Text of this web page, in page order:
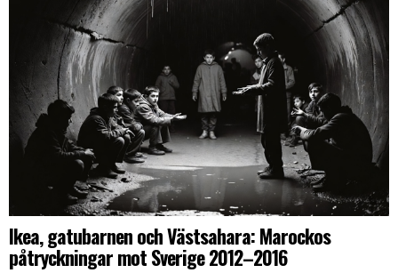
Ikea, gatubarnen och Västsahara: Marockos
påtryckningar mot Sverige 2012–2016